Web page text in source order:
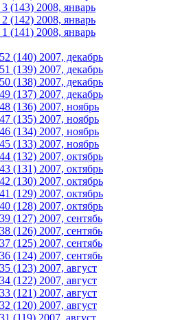
(143) 2008, январь
(142) 2008, январь
(141) 2008, январь
(140) 2007, декабрь
(139) 2007, декабрь
(138) 2007, декабрь
(137) 2007, декабрь
(136) 2007, ноябрь
(135) 2007, ноябрь
(134) 2007, ноябрь
(133) 2007, ноябрь
(132) 2007, октябрь
(131) 2007, октябрь
(130) 2007, октябрь
(129) 2007, октябрь
(128) 2007, октябрь
(127) 2007, сентябь
(126) 2007, сентябь
(125) 2007, сентябь
(124) 2007, сентябь
(123) 2007, август
(122) 2007, август
(121) 2007, август
(120) 2007, август
(119) 2007, август